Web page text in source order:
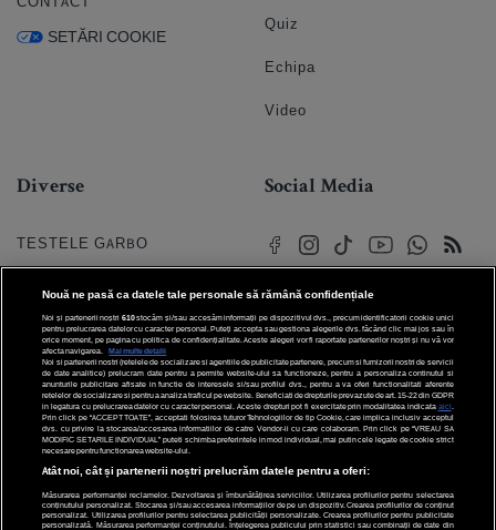
SETĂRI COOKIE
Quiz
Echipa
Video
Diverse
TESTELE GARBO
HOROSCOP
HOROSCOPUL IUBIRII
FORUMURI
TRATAMENTE NATURISTE
DICTIONARE NUME
Social Media
© 2026 Internet Corp SRL
Toate drepturile rezervate
Nouă ne pasă ca datele tale personale să rămână confidențiale
Noi și partenerii noștri 610stocăm și/sau accesăm informații pe dispozitivul dvs., precum identificatorii cookie unici
pentru prelucrarea datelor cu caracter personal. Puteți accepta sau gestiona alegerile dvs. făcând clic mai jos sau în
orice moment, pe pagina cu politica de confidențialitate. Aceste alegeri vor fi raportate partenerilor noștri și nu vă vor
afecta navigarea.
Mai multe detalii
Noi si partenerii nostri (retelele de socializare si agentiile de publicitate partenere, precum si furnizorii nostri de servicii
de date analitice) prelucram date pentru a permite website-ului sa functioneze, pentru a personaliza continutul si
anunturile publicitare afisate in functie de interesele si/sau profilul dvs., pentru a va oferi functionalitati aferente
retelelor de socializare si pentru a analiza traficul pe website. Beneficiati de drepturile prevazute de art. 15-22 din GDPR
in legatura cu prelucrarea datelor cu caracter personal. Aceste drepturi pot fi exercitate prin modalitatea indicata aici
Prin click pe “ACCEPT TOATE”, acceptati folosirea tuturor Tehnologiilor de tip Cookie, care implica inclusiv acceptul
dvs. cu privire la stocarea/accesarea informatiilor de catre Vendor-ii cu care colaboram. Prin click pe “VREAU SA
MODIFIC SETARILE INDIVIDUAL” puteti schimba preferintele in mod individual, mai putin cele legate de cookie strict
necesare pentru functionarea website-ului.
Atât noi, cât și partenerii noștri prelucrăm datele pentru a oferi:
Măsurarea performanței reclamelor. Dezvoltarea și îmbunătățirea serviciilor. Utilizarea profilurilor pentru selectarea
conținutului personalizat. Stocarea și/sau accesarea informațiilor de pe un dispozitiv. Crearea profilurilor de conținut
personalizat. Utilizarea profilurilor pentru selectarea publicității personalizate. Crearea profilurilor pentru publicitate
personalizată. Măsurarea performanței conținutului. Înțelegerea publicului prin statistici sau combinații de date din